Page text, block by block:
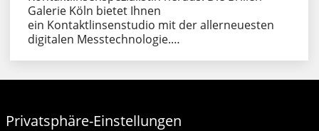
Galerie Köln bietet Ihnen
ein Kontaktlinsenstudio mit der allerneuesten
digitalen Messtechnologie.…
Privatsphäre-Einstellungen